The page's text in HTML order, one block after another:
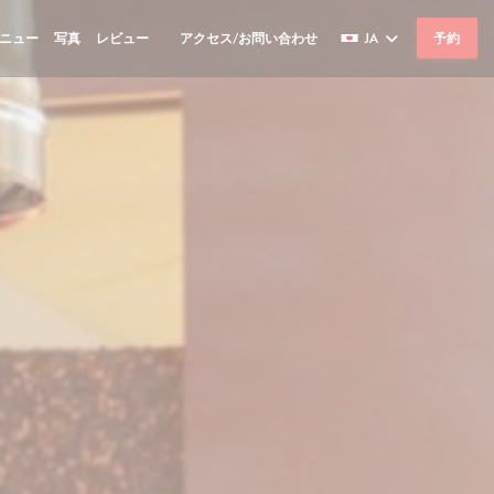
ュー 写真 レビュー ((新しいウィンドウで開きます))
アクセス/お問い合わせ JA 予約